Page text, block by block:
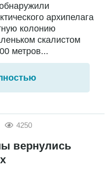
архипелага
колонию
скалистом
метров...
4250
вернулись